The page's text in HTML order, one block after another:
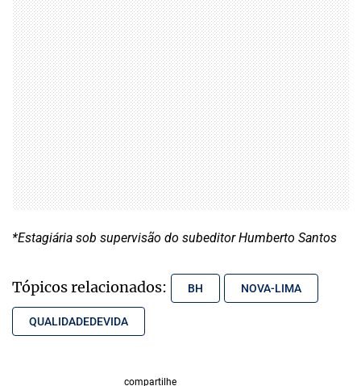
*Estagiária sob supervisão do subeditor Humberto Santos
Tópicos relacionados: BH NOVA-LIMA
QUALIDADEDEVIDA
compartilhe